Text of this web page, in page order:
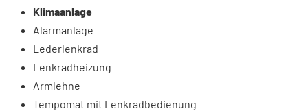
Klimaanlage
Alarmanlage
Lederlenkrad
Lenkradheizung
Armlehne
Tempomat mit Lenkradbedienung